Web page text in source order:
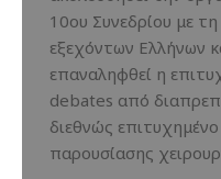
10ου Συνεδρίου με
εξεχόντων Ελλήνων
επαναληφθεί η
debates από
διεθνώς
παρουσίασης